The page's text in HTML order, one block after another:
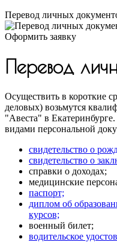
Перевод личных
Оформить заявку
Перевод
Осуществить в короткие
деловых) возьмутся
"Авеста" в
видами персональной
свидетельство о
свидетельство о
справки о доходах;
медицинские
паспорт;
диплом об
курсов;
военный билет;
водительское